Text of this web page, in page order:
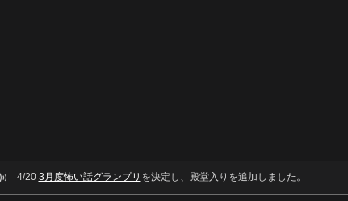
4/20 3月度怖い話グランプリ を決定し、殿堂入りを追加しました。